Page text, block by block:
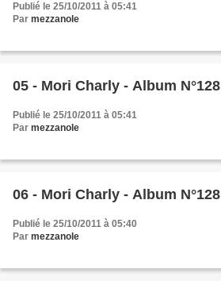
Publié le 25/10/2011 à 05:41
Par mezzanole
05 - Mori Charly - Album N°128
Publié le 25/10/2011 à 05:41
Par mezzanole
06 - Mori Charly - Album N°128
Publié le 25/10/2011 à 05:40
Par mezzanole